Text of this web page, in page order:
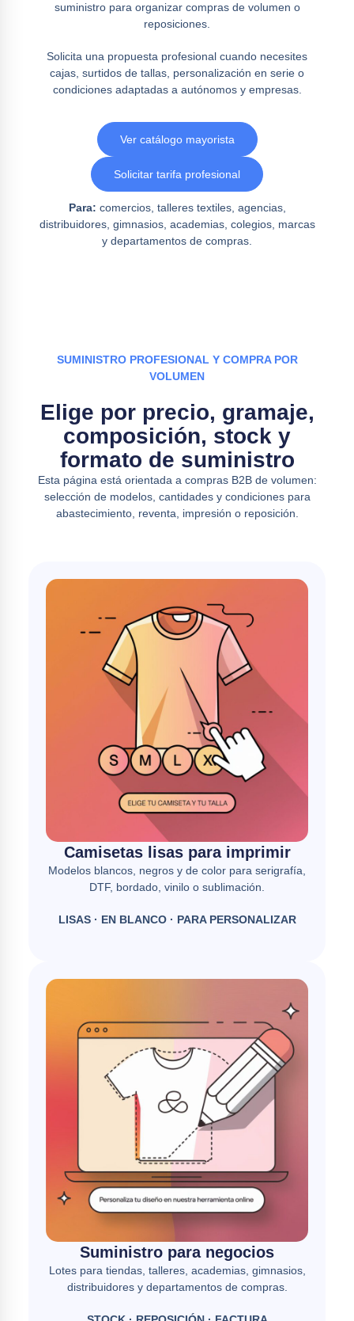
suministro para organizar compras de volumen o
reposiciones.
Solicita una propuesta profesional cuando necesites
cajas, surtidos de tallas, personalización en serie o
condiciones adaptadas a autónomos y empresas.
Ver catálogo mayorista
Solicitar tarifa profesional
Para: comercios, talleres textiles, agencias,
distribuidores, gimnasios, academias, colegios, marcas
y departamentos de compras.
SUMINISTRO PROFESIONAL Y COMPRA POR
VOLUMEN
Elige por precio, gramaje,
composición, stock y
formato de suministro
Esta página está orientada a compras B2B de volumen:
selección de modelos, cantidades y condiciones para
abastecimiento, reventa, impresión o reposición.
Camisetas lisas para imprimir
Modelos blancos, negros y de color para serigrafía,
DTF, bordado, vinilo o sublimación.
LISAS · EN BLANCO · PARA PERSONALIZAR
Suministro para negocios
Lotes para tiendas, talleres, academias, gimnasios,
distribuidores y departamentos de compras.